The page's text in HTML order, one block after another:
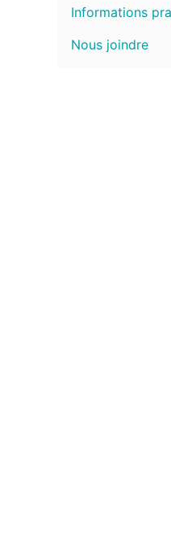
Informations
Nous joindre